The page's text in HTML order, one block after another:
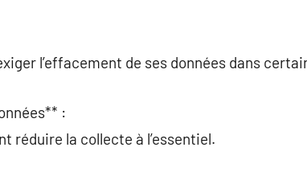
l’effacement de ses données dans
:
réduire la collecte à l’essentiel.